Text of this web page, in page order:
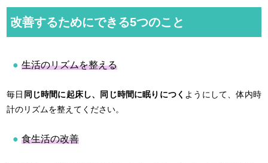
改善するためにできる5つのこと
生活のリズムを整える
毎日 同じ時間に起床し、同じ時間に眠りにつく ようにして、体内時
計のリズムを整えてください。
食生活の改善